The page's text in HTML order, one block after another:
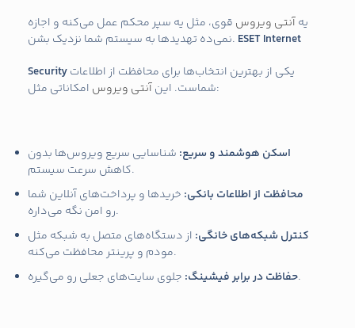
یهآنتی ویروس قوی، مثل یه سپر محکم عمل می‌کنه و اجازه
نمی‌ده تهدیدها به سیستم شما نزدیک بشن. ESET Internet
Security
شماست. اینآنتی ویروس امکاناتی مثل:
اسکن هوشمند و سریع: شناسایی سریع ویروس‌ها بدون
کاهش سرعت سیستم.
محافظت از اطلاعات بانکی: خریدها و پرداخت‌های آنلاین شما
رو امن نگه می‌داره.
کنترل شبکه‌های خانگی: از دستگاه‌های متصل به شبکه مثل
مودم و پرینتر محافظت می‌کنه.
حفاظت در برابر فیشینگ:جلوی سایت‌های جعلی رو می‌گیره.